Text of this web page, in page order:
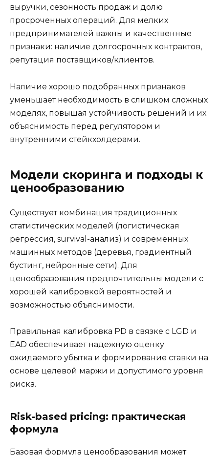
выручки, сезонность продаж и долю
просроченных операций. Для мелких
предпринимателей важны и качественные
признаки: наличие долгосрочных контрактов,
репутация поставщиков/клиентов.
Наличие хорошо подобранных признаков
уменьшает необходимость в слишком сложных
моделях, повышая устойчивость решений и их
объяснимость перед регулятором и
внутренними стейкхолдерами.
Модели скоринга и подходы к
ценообразованию
Существует комбинация традиционных
статистических моделей (логистическая
регрессия, survival-анализ) и современных
машинных методов (деревья, градиентный
бустинг, нейронные сети). Для
ценообразования предпочтительны модели с
хорошей калибровкой вероятностей и
возможностью объяснимости.
Правильная калибровка PD в связке с LGD и
EAD обеспечивает надежную оценку
ожидаемого убытка и формирование ставки на
основе целевой маржи и допустимого уровня
риска.
Risk-based pricing: практическая
формула
Базовая формула ценообразования может